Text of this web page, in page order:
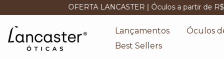
OFERTA LANCASTER | Óculos a partir de R$ 89,00
Lançamentos
Óculos
Best Sellers